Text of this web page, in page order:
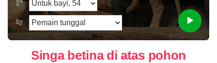
Singa betina di atas pohon